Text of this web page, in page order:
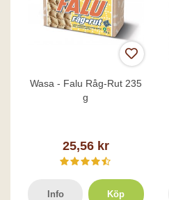
Wasa - Falu Råg-Rut 235
g
25,56 kr
Info Köp